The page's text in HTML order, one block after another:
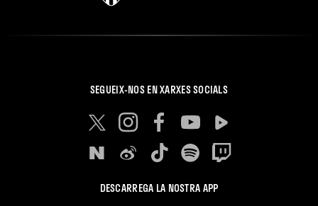
SEGUEIX-NOS EN XARXES SOCIALS
DESCARREGA LA NOSTRA APP